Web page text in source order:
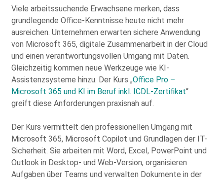
Viele arbeitssuchende Erwachsene merken, dass
grundlegende Office-Kenntnisse heute nicht mehr
ausreichen. Unternehmen erwarten sichere Anwendung
von Microsoft 365, digitale Zusammenarbeit in der Cloud
und einen verantwortungsvollen Umgang mit Daten.
Gleichzeitig kommen neue Werkzeuge wie KI-
Assistenzsysteme hinzu. Der Kurs „Office Pro –
Microsoft 365 und KI im Beruf inkl. ICDL-Zertifikat“
greift diese Anforderungen praxisnah auf.
Der Kurs vermittelt den professionellen Umgang mit
Microsoft 365, Microsoft Copilot und Grundlagen der IT-
Sicherheit. Sie arbeiten mit Word, Excel, PowerPoint und
Outlook in Desktop- und Web-Version, organisieren
Aufgaben über Teams und verwalten Dokumente in der
Bitte
füllen
Sie
alle
Pflichtfelder
aus.
Please
this
field
empty.